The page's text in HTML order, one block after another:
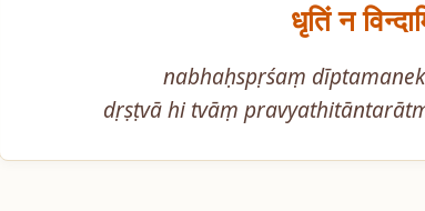
धृतिं न
nabhaḥspṛśaṃ
dṛṣṭvā hi tvāṃ